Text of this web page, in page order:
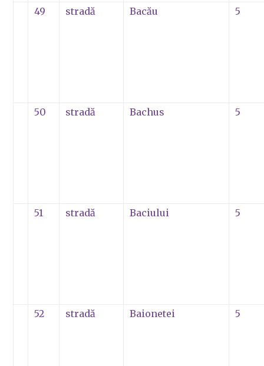
49 stradă Bacău 5
50 stradă Bachus 5
51 stradă Baciului 5
52 stradă Baionetei 5